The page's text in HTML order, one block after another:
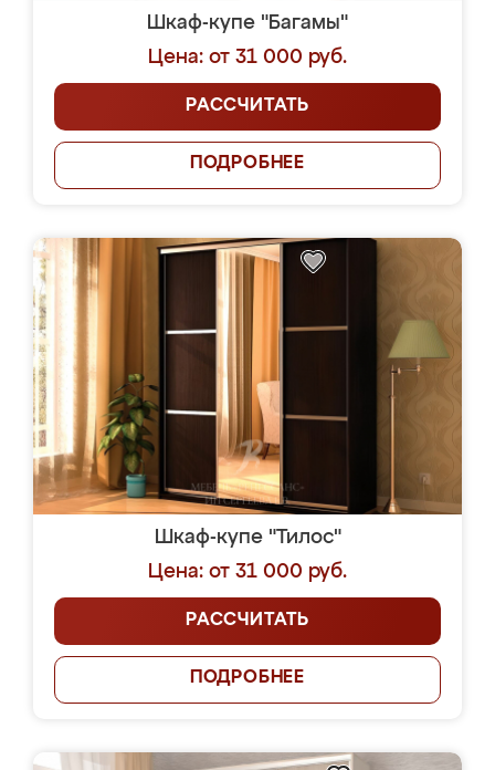
Шкаф-купе "Багамы"
Цена: от 31 000 руб.
РАССЧИТАТЬ
ПОДРОБНЕЕ
Шкаф-купе "Тилос"
Цена: от 31 000 руб.
РАССЧИТАТЬ
ПОДРОБНЕЕ